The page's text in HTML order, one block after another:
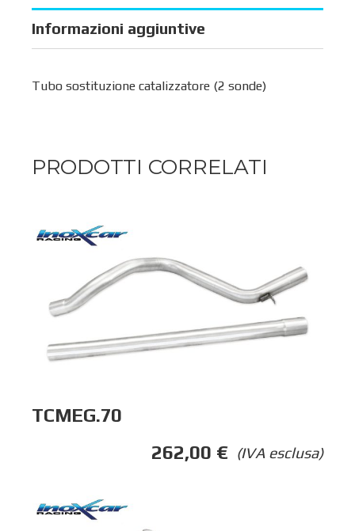
Informazioni aggiuntive
Tubo sostituzione catalizzatore (2 sonde)
PRODOTTI CORRELATI
TCMEG.70
(IVA esclusa)
262,00 €